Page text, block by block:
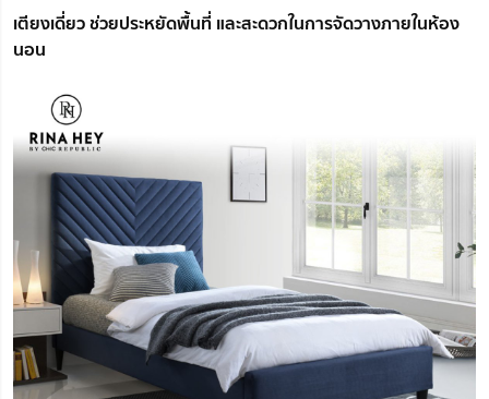
เตียงเดี่ยว ช่วยประหยัดพื้นที่ และสะดวกในการจัดวางภายในห้อง
นอน